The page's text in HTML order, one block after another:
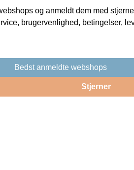
og anmeldt dem med
brugervenlighed, betingelser,
Bedst anmeldte webshops
Stjerner